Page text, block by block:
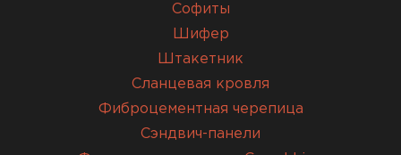
Софиты
Шифер
Штакетник
Сланцевая кровля
Фиброцементная черепица
Сэндвич-панели